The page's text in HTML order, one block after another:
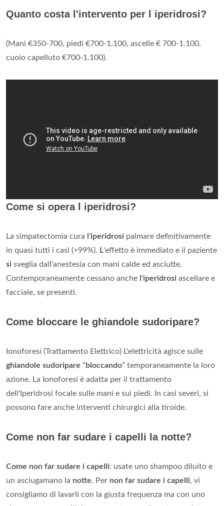
Quanto costa l'intervento per l iperidrosi?
(Mani €350-700, piedi €700-1.100, ascelle € 700-1.100,
cuoio capelluto €700-1.100).
Come si opera l iperidrosi?
La simpatectomia cura 'iperidrosi palmare definitivamente
in quasi tutti i casi (>99%). L'effetto è immediato e il paziente
si sveglia dall'anestesia con mani calde ed asciutte.
Contemporaneamente cessano anche 'iperidrosi ascellare e
facciale, se presenti.
Come bloccare le ghiandole sudoripare?
Ionoforesi (Trattamento Elettrico) L'elettricità agisce sulle
ghiandole sudoripare “ bloccando” temporaneamente la loro
azione. La Ionoforesi è adatta per il trattamento
dell'Iperidrosi focale sulle mani e sui piedi. In casi severi, si
possono fare anche interventi chirurgici alla tiroide.
Come non far sudare i capelli la notte?
Come non far sudare i capelli: usate uno shampoo diluito e
un asciugamano la notte. Per non far sudare i capelli, vi
consigliamo di lavarli con la giusta frequenza ma con uno